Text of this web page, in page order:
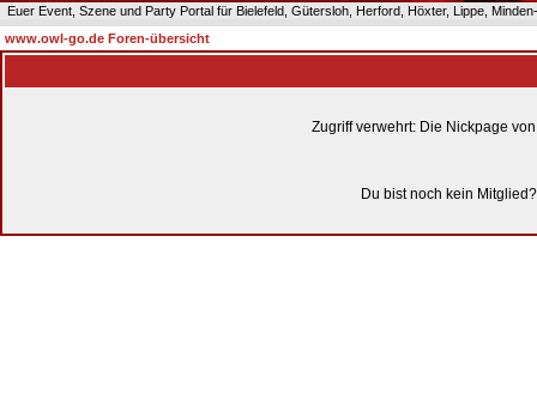
Euer Event, Szene und Party Portal für Bielefeld, Gütersloh, Herford, Höxter, Lippe,
www.owl-go.de Foren-übersicht
Zugriff verwehrt: Die Nickpage
Du bist noch kein